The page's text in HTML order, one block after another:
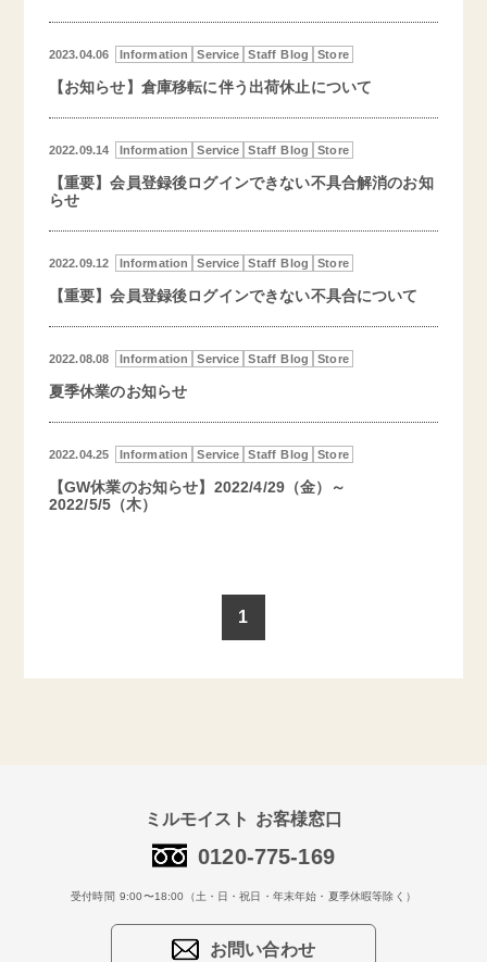
2023.04.06 Information Service Staff Blog Store
【お知らせ】倉庫移転に伴う出荷休止について
2022.09.14 Information Service Staff Blog Store
【重要】会員登録後ログインできない不具合解消のお知
らせ
2022.09.12 Information Service Staff Blog Store
【重要】会員登録後ログインできない不具合について
2022.08.08 Information Service Staff Blog Store
夏季休業のお知らせ
2022.04.25 Information Service Staff Blog Store
【GW休業のお知らせ】2022/4/29（金）～
2022/5/5（木）
1
ミルモイスト お客様窓口
0120-775-169
受付時間 9:00〜18:00（土・日・祝日・年末年始・夏季休暇等除く）
お問い合わせ